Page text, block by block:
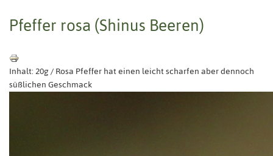
Pfeffer rosa (Shinus Beeren)
Inhalt: 20g / Rosa Pfeffer hat einen leicht scharfen aber dennoch
süßlichen Geschmack